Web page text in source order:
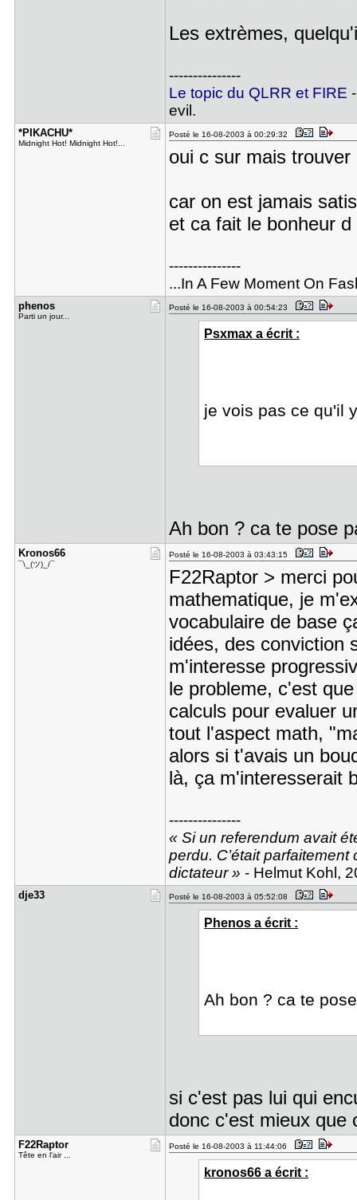
Les extrèmes,
---------------
Le topic du QLRR et FIRE
evil.
*PIKACHU*
Midnight Hot! Midnight Hot!...
Posté le 16-08-2003 à 00:29:32
oui c sur mais
car on est jamais
et ca fait le bonheur
---------------
...In A Few Moment On
phenos
Parti un jour...
Posté le 16-08-2003 à 00:54:23
Psxmax a écrit :
je vois pas ce qu'il
Ah bon ? ca te pose
Kronos66
¯\_(ツ)_/¯
Posté le 16-08-2003 à 03:43:15
F22Raptor > merci
mathematique, je
vocabulaire de base
idées, des conviction
m'interesse
le probleme, c'est
calculs pour evaluer
tout l'aspect math,
alors si t'avais un
là, ça m'interesserait
---------------
« Si un referendum avait
perdu. C’était parfaitement
dictateur » - Helmut Kohl,
dje33 Posté le 16-08-2003 à 05:52:08
Phenos a écrit :
Ah bon ? ca te
si c'est pas lui qui
donc c'est mieux que
F22Raptor
Tête en l'air ...
Posté le 16-08-2003 à 11:44:06
kronos66 a écrit :